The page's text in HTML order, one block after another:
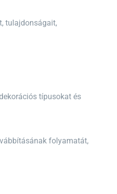
tulajdonságait,
típusokat és
folyamatát,